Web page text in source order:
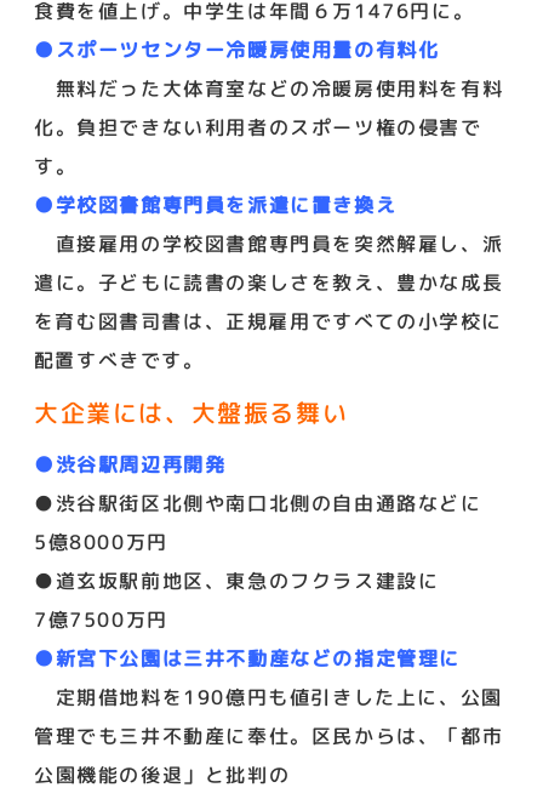
食費を値上げ。中学生は年間６万1476円に。
●スポーツセンター冷暖房使用量の有料化
無料だった大体育室などの冷暖房使用料を有料
化。負担できない利用者のスポーツ権の侵害で
す。
●学校図書館専門員を派遣に置き換え
直接雇用の学校図書館専門員を突然解雇し、派
遣に。子どもに読書の楽しさを教え、豊かな成長
を育む図書司書は、正規雇用ですべての小学校に
配置すべきです。
大企業には、大盤振る舞い
●渋谷駅周辺再開発
●渋谷駅街区北側や南口北側の自由通路などに
5億8000万円
●道玄坂駅前地区、東急のフクラス建設に
7億7500万円
●新宮下公園は三井不動産などの指定管理に
定期借地料を190億円も値引きした上に、公園
管理でも三井不動産に奉仕。区民からは、「都市
公園機能の後退」と批判の